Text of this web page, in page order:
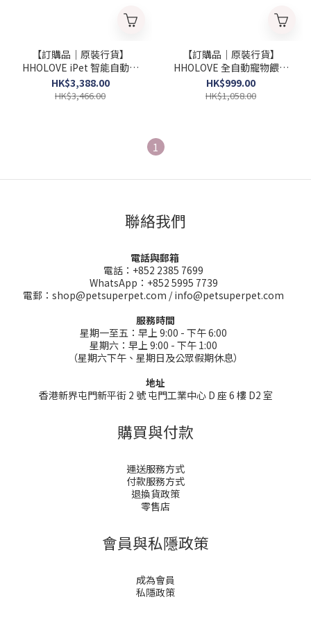
【訂購品｜原裝行貨】
HHOLOVE iPet 智能自動清
潔貓廁所/砂盆
HK$3,388.00
HK$3,466.00
【訂購品｜原裝行貨】
HHOLOVE 全自動寵物餵食
器 Wi-Fi 版本 (連鏡頭，6L)
HK$999.00
HK$1,058.00
1
聯絡我們
電話與郵箱
電話：+852 2385 7699
WhatsApp：+852 5995 7739
電郵：shop@petsuperpet.com / info@petsuperpet.com
服務時間
星期一至五：早上 9:00 - 下午 6:00
星期六：早上 9:00 - 下午 1:00
（星期六下午、星期日及公眾假期休息）
地址
香港新界屯門新平街 2 號 屯門工業中心 D 座 6 樓 D2 室
購買與付款
運送服務方式
付款服務方式
退換貨政策
零售店
會員與私隱政策
成為會員
私隱政策